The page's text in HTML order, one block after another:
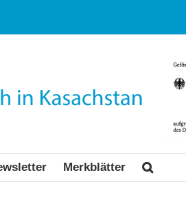
Merkblätter